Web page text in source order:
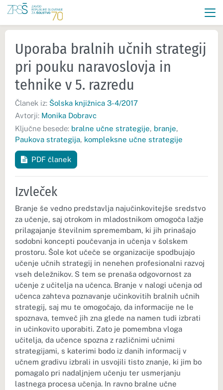
Uporaba bralnih učnih strategij
pri pouku naravoslovja in
tehnike v 5. razredu
Članek iz: Šolska knjižnica 3-4/2017
Avtorji: Monika Dobravc
Ključne besede: bralne učne strategije, branje,
Paukova strategija, kompleksne učne strategije
PDF članek
Izvleček
Branje še vedno predstavlja najučinkovitejše sredstvo
za učenje, saj otrokom in mladostnikom omogoča lažje
prilagajanje številnim spremembam, ki jih prinašajo
sodobni koncepti poučevanja in učenja v šolskem
prostoru. Šole kot učeče se organizacije spodbujajo
učenje učnih strategij in nenehen profesionalni razvoj
vseh deležnikov. S tem se prenaša odgovornost za
učenje z učitelja na učenca. Branje v nalogi učenja od
učenca zahteva poznavanje učinkovitih bralnih učnih
strategij, saj mu te omogočajo, da informacije ne le
spoznava, temveč jih zna glede na namen tudi izbrati
in učinkovito uporabiti. Zato je pomembna vloga
učitelja, da učence spozna z različnimi učnimi
strategijami, s katerimi bodo iz danih informacij v
učnem gradivu izbrali in usvojili tisto znanje, ki jim bo
pomagalo pri nadaljnjem učenju ter usmerjanju
lastnega procesa učenja. In ravno bralne učne